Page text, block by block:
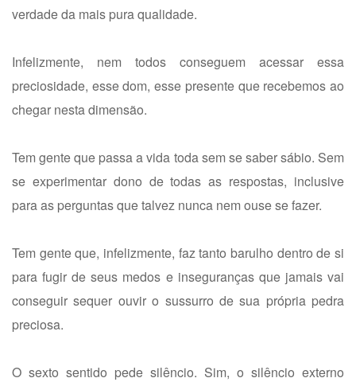
verdade da mais pura qualidade.
Infelizmente, nem todos conseguem acessar essa
preciosidade, esse dom, esse presente que recebemos ao
chegar nesta dimensão.
Tem gente que passa a vida toda sem se saber sábio. Sem
se experimentar dono de todas as respostas, inclusive
para as perguntas que talvez nunca nem ouse se fazer.
Tem gente que, infelizmente, faz tanto barulho dentro de si
para fugir de seus medos e inseguranças que jamais vai
conseguir sequer ouvir o sussurro de sua própria pedra
preciosa.
O sexto sentido pede silêncio. Sim, o silêncio externo